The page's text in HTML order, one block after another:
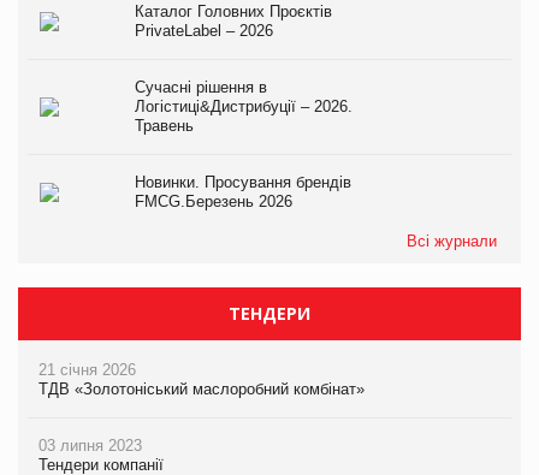
Каталог Головних Проєктів
PrivateLabel – 2026
Сучасні рішення в
Логістиці&Дистрибуції – 2026.
Травень
Новинки. Просування брендів
FMCG.Березень 2026
Всі журнали
ТЕНДЕРИ
21 січня 2026
ТДВ «Золотоніський маслоробний комбінат»
03 липня 2023
Тендери компанії